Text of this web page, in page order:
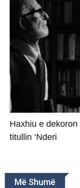
Haxhiu e
titullin ‘Nderi
Më Shumë